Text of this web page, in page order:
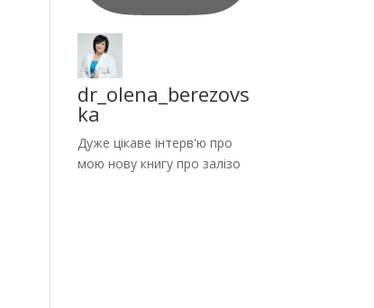
dr_olena_berezovs
ka
Дуже цікаве інтерв'ю про
мою нову книгу про залізо